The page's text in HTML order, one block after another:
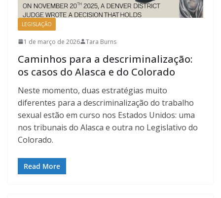
LEGISLAÇÃO
1 de março de 2026 Tara Burns
Caminhos para a descriminalização:
os casos do Alasca e do Colorado
Neste momento, duas estratégias muito
diferentes para a descriminalização do trabalho
sexual estão em curso nos Estados Unidos: uma
nos tribunais do Alasca e outra no Legislativo do
Colorado.
Read More